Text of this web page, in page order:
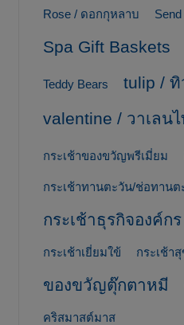
Rose / ดอกกุหลาบ
Spa Gift Baskets
Teddy Bears
tulip /
valentine / วาเลน
กระเช้าของขวัญพรีเมี่ยม
กระเช้าทานตะวัน/ช่อทานต
กระเช้าธุรกิจองค์กร
กระเช้าเยี่ยมใข้ กระเช้า
ของขวัญตุ๊กตาหมี
คริสมาสต์มาส